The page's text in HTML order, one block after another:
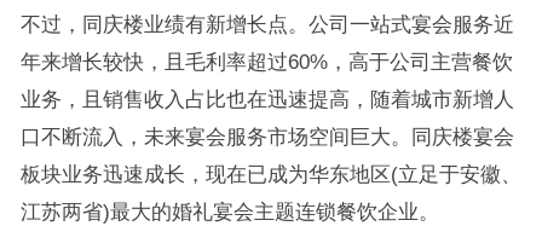
不过，同庆楼业绩有新增长点。公司一站式宴会服务近
年来增长较快，且毛利率超过60%，高于公司主营餐饮
业务，且销售收入占比也在迅速提高，随着城市新增人
口不断流入，未来宴会服务市场空间巨大。同庆楼宴会
板块业务迅速成长，现在已成为华东地区(立足于安徽、
江苏两省)最大的婚礼宴会主题连锁餐饮企业。